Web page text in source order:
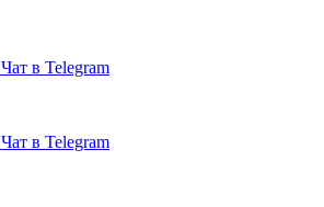
Чат в Telegram
Чат в Telegram